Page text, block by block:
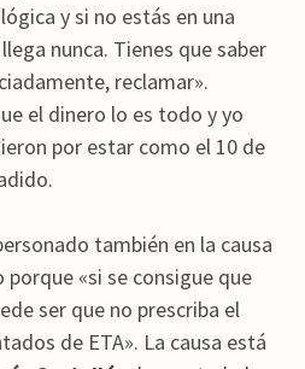
y si no estás en una
nunca. Tienes que saber
reclamar».
el dinero lo es todo y yo
por estar como el 10 de
también en la causa
porque «si se consigue que
ser que no prescriba el
de ETA». La causa está